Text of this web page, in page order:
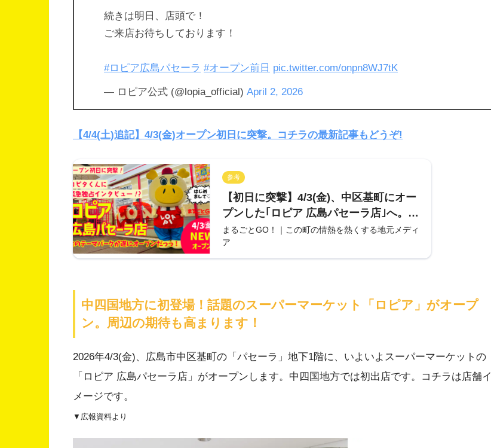
続きは明日、店頭で！
ご来店お待ちしております！
#ロピア広島パセーラ #オープン前日 pic.twitter.com/onpn8WJ7tK
— ロピア公式 (@lopia_official) April 2, 2026
【4/4(土)追記】4/3(金)オープン初日に突撃。コチラの最新記事もどうぞ!
参考
【初日に突撃】4/3(金)、中区基町にオー
プンした｢ロピア 広島パセーラ店｣へ。ま
さに食のテーマパークな店だった。★ロ
ピタくん緊急独占インタビューも実現!?
まるごとGO！｜この町の情熱を熱くする地元メディ
ア
中四国地方に初登場！話題のスーパーマーケット「ロピア」がオープ
ン。周辺の期待も高まります！
2026年4/3(金)、広島市中区基町の「パセーラ」地下1階に、いよいよスーパーマーケットの
「ロピア 広島パセーラ店」がオープンします。中四国地方では初出店です。コチラは店舗イ
メージです。
▼広報資料より